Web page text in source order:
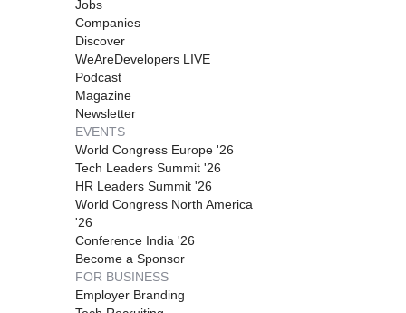
Jobs
Companies
Discover
WeAreDevelopers LIVE
Podcast
Magazine
Newsletter
EVENTS
World Congress Europe '26
Tech Leaders Summit '26
HR Leaders Summit '26
World Congress North America
'26
Conference India '26
Become a Sponsor
FOR BUSINESS
Employer Branding